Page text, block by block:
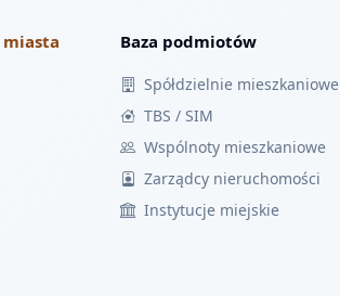
miasta Baza podmiotów
Spółdzielnie mieszkaniowe
TBS / SIM
Wspólnoty mieszkaniowe
Zarządcy nieruchomości
Instytucje miejskie